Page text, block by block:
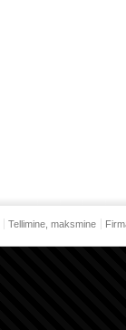
Tellimine, maksmine